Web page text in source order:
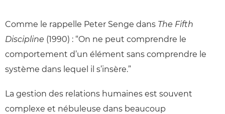
Comme le rappelle Peter Senge dans The Fifth
Discipline (1990) : “On ne peut comprendre le
comportement d’un élément sans comprendre le
système dans lequel il s’insère.”
La gestion des relations humaines est souvent
complexe et nébuleuse dans beaucoup